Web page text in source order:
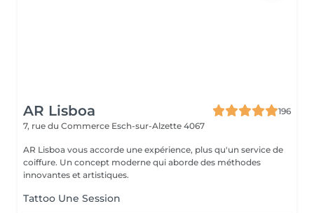
AR Lisboa
196
7, rue du Commerce Esch-sur-Alzette 4067
AR Lisboa vous accorde une expérience, plus qu'un service de
coiffure. Un concept moderne qui aborde des méthodes
innovantes et artistiques.
Tattoo Une Session